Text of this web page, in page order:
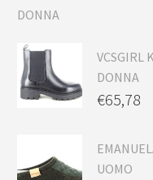
VCSGIRL
DONNA
€65,78
UOMO